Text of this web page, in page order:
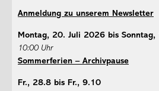
Anmeldung zu unserem Newsletter
Montag, 20. Juli 2026 bis
10:00 Uhr
Sommerferien – Archivpause
Fr., 28.8 bis Fr., 9.10